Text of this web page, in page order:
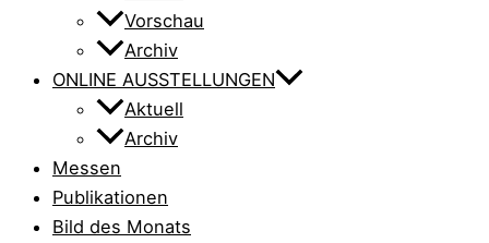
Vorschau
Archiv
ONLINE AUSSTELLUNGEN
Aktuell
Archiv
Messen
Publikationen
Bild des Monats